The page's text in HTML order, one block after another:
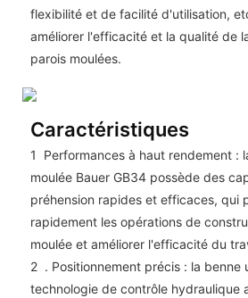
flexibilité et de facilité d'utilisation,
améliorer l'efficacité et la qualité de
parois moulées.
Caractéristiques
1
Performances à haut rendement :
moulée Bauer GB34 possède des
préhension rapides et efficaces, qui
rapidement les opérations de
moulée et améliorer l'efficacité du
2 . Positionnement précis : la benne
technologie de contrôle hydraulique